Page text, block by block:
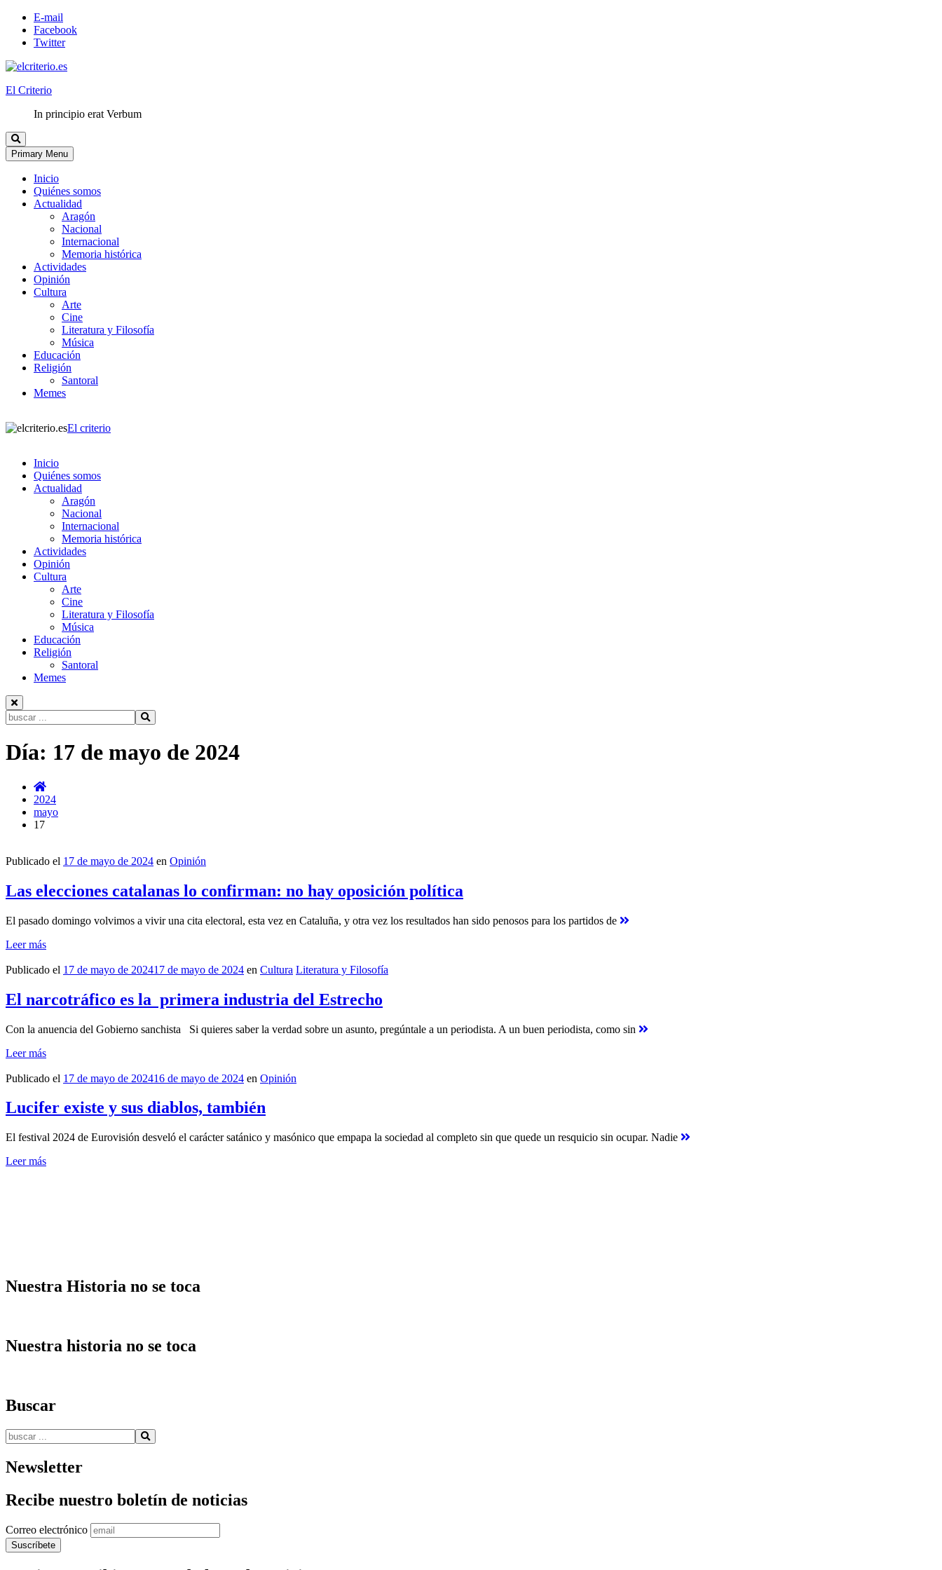
E-mail
Facebook
Twitter
El Criterio
In principio erat Verbum
Primary Menu
Inicio
Quiénes somos
Actualidad
Aragón
Nacional
Internacional
Memoria histórica
Actividades
Opinión
Cultura
Arte
Cine
Literatura y Filosofía
Música
Educación
Religión
Santoral
Memes
El criterio
Inicio
Quiénes somos
Actualidad
Aragón
Nacional
Internacional
Memoria histórica
Actividades
Opinión
Cultura
Arte
Cine
Literatura y Filosofía
Música
Educación
Religión
Santoral
Memes
Buscar:
Ir
al
Día: 17 de mayo de 2024
2024
mayo
17
Publicado el 17 de mayo de 2024 en Opinión
Las elecciones catalanas lo confirman: no hay oposición política
El pasado domingo volvimos a vivir una cita electoral, esta vez en Cataluña, y otra vez los resultados han sido penosos para los partidos de
Leer más
Publicado el 17 de mayo de 202417 de mayo de 2024 en Cultura Literatura y Filosofía
El narcotráfico es la primera industria del Estrecho
Con la anuencia del Gobierno sanchista Si quieres saber la verdad sobre un asunto, pregúntale a un periodista. A un buen periodista, como sin
Leer más
Publicado el 17 de mayo de 202416 de mayo de 2024 en Opinión
Lucifer existe y sus diablos, también
El festival 2024 de Eurovisión desveló el carácter satánico y masónico que empapa la sociedad al completo sin que quede un resquicio sin ocupar. Nadie
Leer más
Nuestra Historia no se toca
Nuestra historia no se toca
Buscar
Buscar:
Newsletter
Recibe nuestro boletín de noticias
Correo electrónico